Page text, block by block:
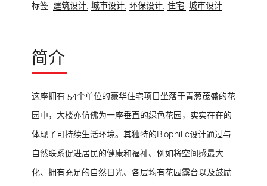
标签: 建筑设计, 城市设计, 环保设计, 住宅, 城市设计
简介
这座拥有 54个单位的豪华住宅项目坐落于青葱茂盛的花
园中，大楼亦仿佛为一座垂直的绿色花园，实实在在的
体现了可持续生活环境。其独特的Biophilic设计通过与
自然联系促进居民的健康和福祉、例如将空间感最大
化、拥有充足的自然日光、各层均有花园露台以及鼓励